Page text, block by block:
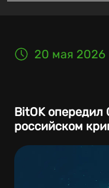
20 мая 2026
BitOK опередил
российском